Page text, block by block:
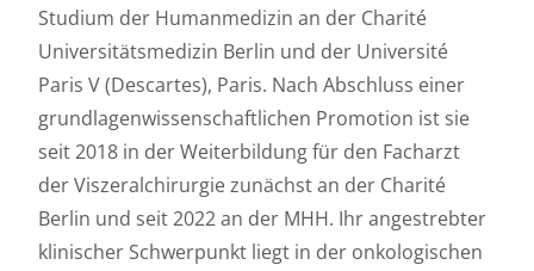
Studium der Humanmedizin an der Charité
Universitätsmedizin Berlin und der Université
Paris V (Descartes), Paris. Nach Abschluss einer
grundlagenwissenschaftlichen Promotion ist sie
seit 2018 in der Weiterbildung für den Facharzt
der Viszeralchirurgie zunächst an der Charité
Berlin und seit 2022 an der MHH. Ihr angestrebter
klinischer Schwerpunkt liegt in der onkologischen